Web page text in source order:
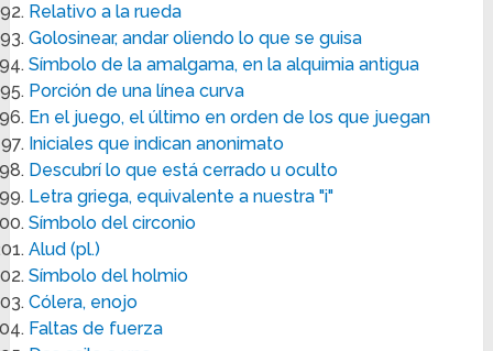
Relativo a la rueda
Golosinear, andar oliendo lo que se guisa
Símbolo de la amalgama, en la alquimia antigua
Porción de una línea curva
En el juego, el último en orden de los que juegan
Iniciales que indican anonimato
Descubrí lo que está cerrado u oculto
Letra griega, equivalente a nuestra "i"
Símbolo del circonio
Alud (pl.)
Símbolo del holmio
Cólera, enojo
Faltas de fuerza